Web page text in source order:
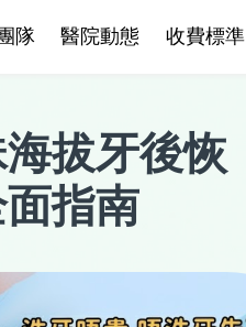
隊 醫院動態 收費標準
拔牙後恢
指南